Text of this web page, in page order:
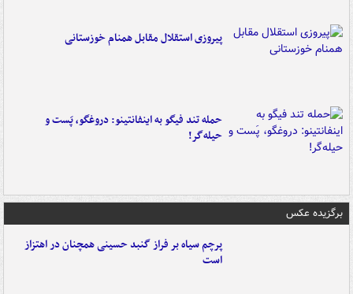
پیروزی استقلال مقابل همنام خوزستانی
حمله تند فیگو به اینفانتینو: دروغگو، پَست‌ و
حیله‌گر!
برگزیده عکس
پرچم سیاه بر فراز گنبد حسینی همچنان در اهتزاز
است